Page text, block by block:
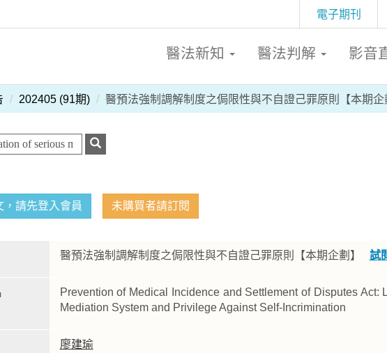
電子期刊
醫法新知 醫法判解 影音
202405 (91期) 醫預法強制調解制度之侷限性與不自證己罪原則【本期企
，請先登入會員 未購買者請訂閱
醫預法強制調解制度之侷限性與不自證己罪原則【本期企劃】 試
Prevention of Medical Incidence and Settlement of Disputes Act:
Mediation System and Privilege Against Self-Incrimination
廖建瑜